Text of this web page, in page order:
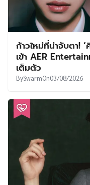
ก้าวใหม่ที่น่าจับตา!
เข้า AER
เต็มตัว
BySwarmOn03/08/2026